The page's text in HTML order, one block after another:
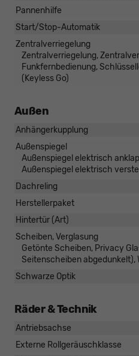
Pannenhilfe
Start/Stop-Automatik
Zentralverriegelung
Zentralverriegelung,
Funkfernbedienung,
(Keyless Go)
Außen
Anhängerkupplung
Außenspiegel
Außenspiegel elektrisch
Außenspiegel elektrisch
Dachreling
Herstellerpaket
Hintertür (Art)
Scheiben, Verglasung
Getönte Scheiben, Privacy
Seitenscheiben abgedunkelt),
Schwarze Optik
Räder & Technik
Antriebsachse
Externe Rollgeräuschklasse